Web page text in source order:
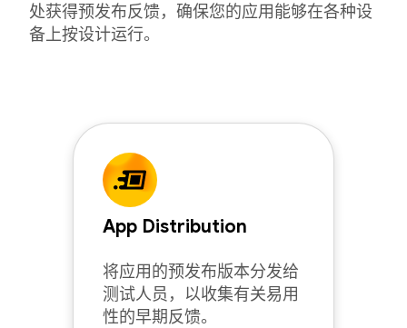
处获得预发布反馈，确保您的应用能够在各种设
备上按设计运行。
App Distribution
将应用的预发布版本分发给
测试人员，以收集有关易用
性的早期反馈。